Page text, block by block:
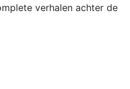
verhalen achter de